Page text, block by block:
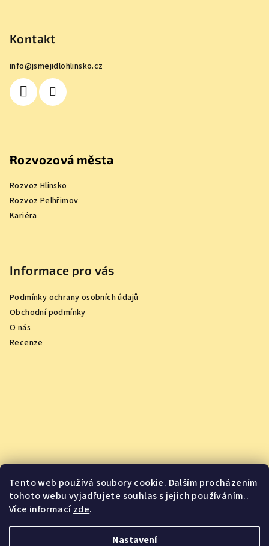
Tento web používá soubory cookie. Dalším procházením
tohoto webu vyjadřujete souhlas s jejich používáním..
Více informacízde.
Nastavení
Kontakt
info@jsmejidlohlinsko.cz
Rozvozová města
Rozvoz Hlinsko
Rozvoz Pelhřimov
Kariéra
Informace pro vás
Podmínky ochrany osobních údajů
Obchodní podmínky
O nás
Recenze
Vychutnejte si oceněná vína z pohodlí domova